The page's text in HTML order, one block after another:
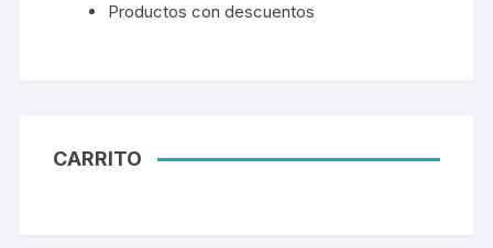
Productos con descuentos
CARRITO